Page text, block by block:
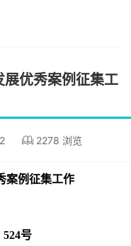
展优秀案例征集工
2278 浏览
案例征集工作
524号